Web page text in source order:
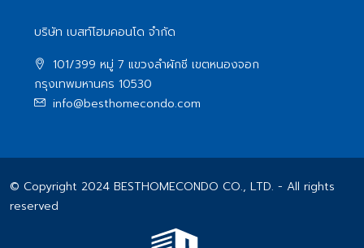
บริษัท เบสท์โฮมคอนโด จำกัด
101/399 หมู่ 7 แขวงลําผักชี เขตหนองจอก
กรุงเทพมหานคร 10530
info@besthomecondo.com
© Copyright 2024 BESTHOMECONDO CO., LTD. - All rights
reserved